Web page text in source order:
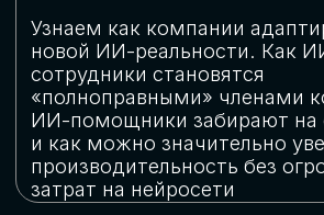
огромную статью затрат
ОБЛАЧНЫЕ ТЕХНОЛОГИИ
Подискутируем, какие облачные решения
существуют на рынке и почему
использование мультиоблачных моделей
не только снижает затраты, но и